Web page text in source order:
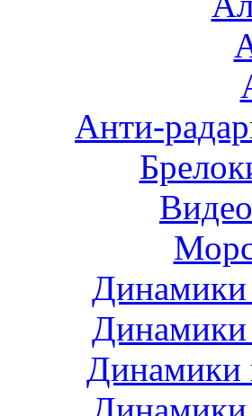
Анти-
Динамики
Динамики
Динамики